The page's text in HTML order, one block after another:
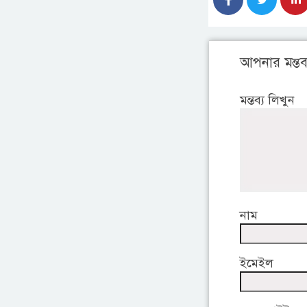
আপনার
মন্তব্য লিখুন
নাম
ইমেইল